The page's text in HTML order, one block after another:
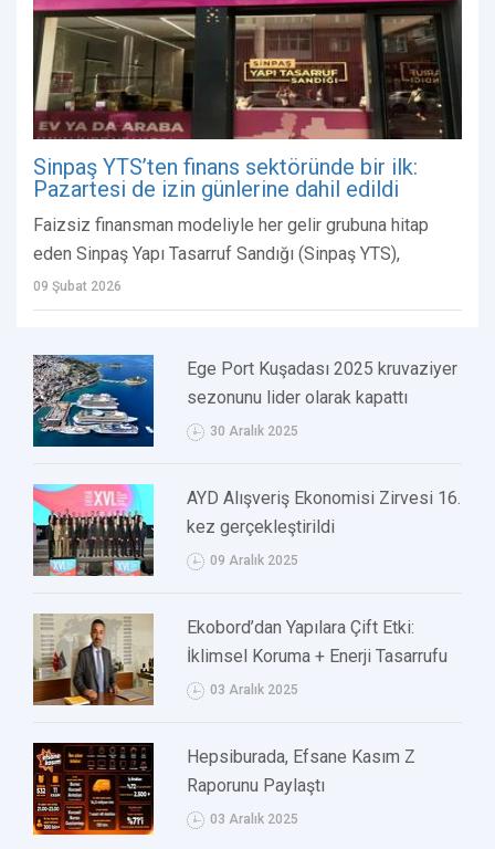
Sinpaş YTS’ten finans sektöründe bir ilk:
Pazartesi de izin günlerine dahil edildi
Faizsiz finansman modeliyle her gelir grubuna hitap
eden Sinpaş Yapı Tasarruf Sandığı (Sinpaş YTS),
09 Şubat 2026
Ege Port Kuşadası 2025 kruvaziyer
sezonunu lider olarak kapattı
30 Aralık 2025
AYD Alışveriş Ekonomisi Zirvesi 16.
kez gerçekleştirildi
09 Aralık 2025
Ekobord’dan Yapılara Çift Etki:
İklimsel Koruma + Enerji Tasarrufu
03 Aralık 2025
Hepsiburada, Efsane Kasım Z
Raporunu Paylaştı
03 Aralık 2025